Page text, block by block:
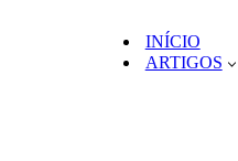
INÍCIO
ARTIGOS